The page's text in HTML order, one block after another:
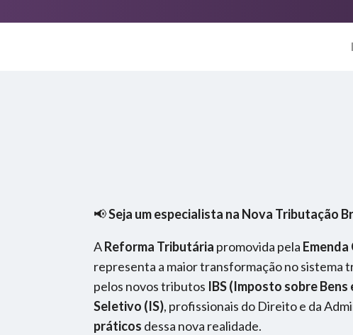
📢Seja um especialista na Nova Tributação
AReforma Tributária promovida pela
representa a maior transformação no sistema
pelos novos tributos IBS (Imposto sobre Bens
Seletivo (IS), profissionais do Direito e da
práticos dessa nova realidade.